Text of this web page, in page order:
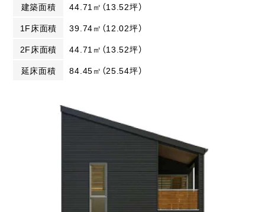
建築面積
44.71㎡（13.52坪）
1F床面積
39.74㎡（12.02坪）
2F床面積
44.71㎡（13.52坪）
延床面積
84.45㎡（25.54坪）